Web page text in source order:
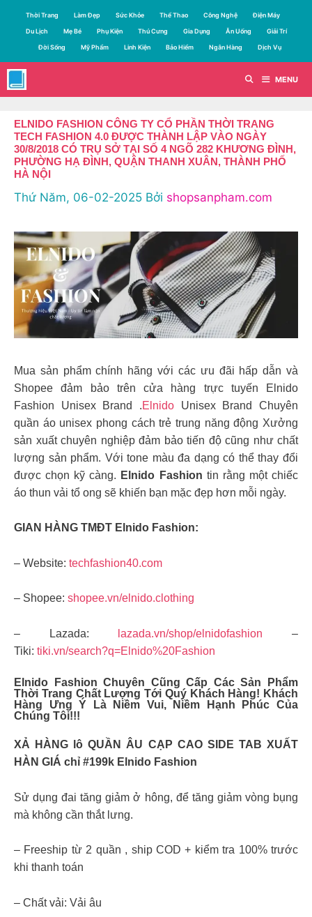
dung
Thời Trang Làm Đẹp Sức Khỏe Thể Thao Công Nghệ Điện Máy
Du Lịch Mẹ Bé Phụ Kiện Thú Cưng Gia Dụng Ăn Uống Giải Trí
Đời Sống Mỹ Phẩm Linh Kiện Bảo Hiểm Ngân Hàng Dịch Vụ
MENU
ELNIDO FASHION CÔNG TY CỔ PHẦN THỜI TRANG
TECH FASHION 4.0 ĐƯỢC THÀNH LẬP VÀO NGÀY
30/8/2018 CÓ TRỤ SỞ TẠI SỐ 4 NGÕ 282 KHƯƠNG ĐÌNH,
PHƯỜNG HẠ ĐÌNH, QUẬN THANH XUÂN, THÀNH PHỐ
HÀ NỘI
Thứ Năm, 06-02-2025 Bởi shopsanpham.com
Mua sản phẩm chính hãng với các ưu đãi hấp dẫn và
Shopee đảm bảo trên cửa hàng trực tuyến Elnido
Fashion Unisex Brand .Elnido Unisex Brand Chuyên
quần áo unisex phong cách trẻ trung năng động Xưởng
sản xuất chuyên nghiệp đảm bảo tiến độ cũng như chất
lượng sản phẩm. Với tone màu đa dạng có thể thay đổi
được chọn kỹ càng. Elnido Fashion tin rằng một chiếc
áo thun vải tổ ong sẽ khiến bạn mặc đẹp hơn mỗi ngày.
GIAN HÀNG TMĐT Elnido Fashion:
– Website: techfashion40.com
– Shopee: shopee.vn/elnido.clothing
– Lazada: lazada.vn/shop/elnidofashion –
Tiki: tiki.vn/search?q=Elnido%20Fashion
Elnido Fashion Chuyên Cũng Cấp Các Sản Phẩm
Thời Trang Chất Lượng Tới Quý Khách Hàng! Khách
Hàng Ưng Ý Là Niềm Vui, Niềm Hạnh Phúc Của
Chúng Tôi!!!
XẢ HÀNG lô QUẦN ÂU CẠP CAO SIDE TAB XUẤT
HÀN GIÁ chỉ #199k Elnido Fashion
Sử dụng đai tăng giảm ở hông, để tăng giảm vòng bụng
mà không cần thắt lưng.
– Freeship từ 2 quần , ship COD + kiểm tra 100% trước
khi thanh toán
– Chất vải: Vải âu